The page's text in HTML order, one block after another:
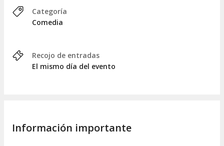
Categoría
Comedia
Recojo de entradas
El mismo día del evento
Información importante